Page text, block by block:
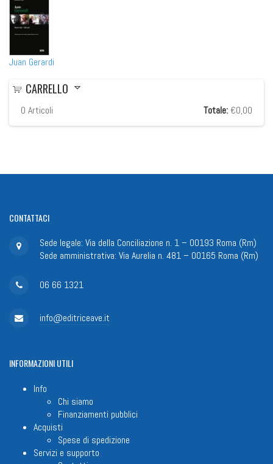
Juan Gerardi
CARRELLO
0 Articoli Totale: €0,00
CONTATTACI
Sede legale: Via della Conciliazione n. 1 – 00193 Roma (Rm)
Sede amministrativa: Via Aurelia n. 481 – 00165 Roma (Rm)
06 66 1321
info@editriceave.it
INFORMAZIONIUTILI
Info
Chi siamo
Finanziamenti pubblici
Acquisti
Spese di spedizione
Servizi e supporto